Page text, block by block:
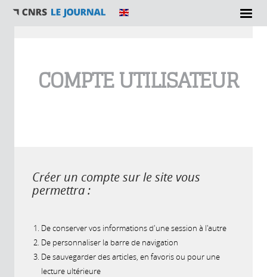
COMPTE UTILISATEUR
Créer un compte sur le site vous
permettra :
De conserver vos informations d'une session à l'autre
De personnaliser la barre de navigation
De sauvegarder des articles, en favoris ou pour une
lecture ultérieure